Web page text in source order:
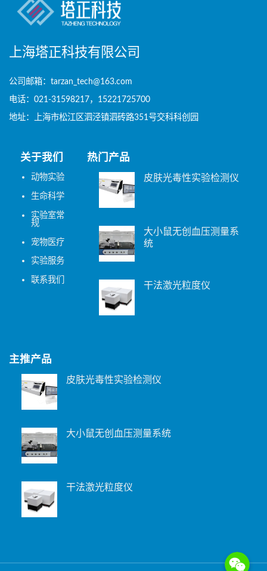
上海塔正科技有限公司
公司邮箱：tarzan_tech@163.com
电话：021-31598217，15221725700
地址：上海市松江区泗泾镇泗砖路351号交科科创园
关于我们
动物实验
生命科学
实验室常
规
宠物医疗
实验服务
联系我们
热门产品
皮肤光毒性实验检测仪
大小鼠无创血压测量系
统
干法激光粒度仪
主推产品
皮肤光毒性实验检测仪
大小鼠无创血压测量系统
干法激光粒度仪
WeChat: